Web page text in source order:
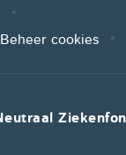
Beheer cookies